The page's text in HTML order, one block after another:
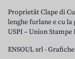
Proprietât Clape di
lenghe furlane e cu la
USPI – Union
ENSOUL srl-